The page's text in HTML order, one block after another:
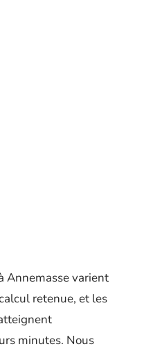
Annemasse varient
retenue, et les
minutes. Nous